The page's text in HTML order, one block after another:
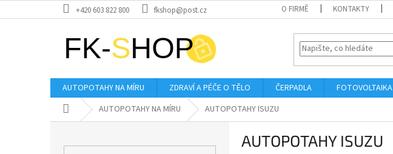
na
+420 603 822 800 fkshop@post.cz O FIRMĚ KONTAKTY
AUTOPOTAHY NA MÍRU ZDRAVÍ A PÉČE O TĚLO ČERPADLA FOTOVOLTAIKA
Domů AUTOPOTAHY NA MÍRU AUTOPOTAHY ISUZU
AUTOPOTAHY ISUZU